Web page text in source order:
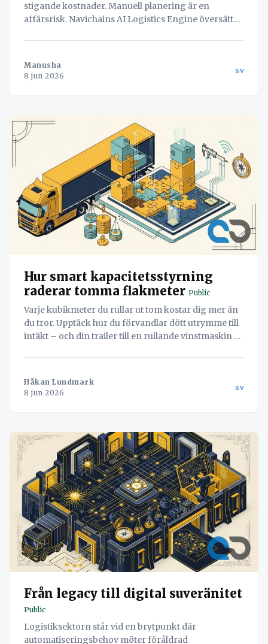
stigande kostnader. Manuell planering är en
affärsrisk. Navichains AI Logistics Engine översätter
Manusha
8 jun 2026
sv
Hur smart kapacitetsstyrning
raderar tomma flakmeter Public
Varje kubikmeter du rullar ut tom kostar dig mer än
du tror. Upptäck hur du förvandlar dött utrymme till
intäkt – och din trailer till en rullande vinstmaskin –
Håkan Lundmark
8 jun 2026
sv
Från legacy till digital suveränitet
Public
Logistiksektorn står vid en brytpunkt där
automatiseringsbehov möter föråldrad